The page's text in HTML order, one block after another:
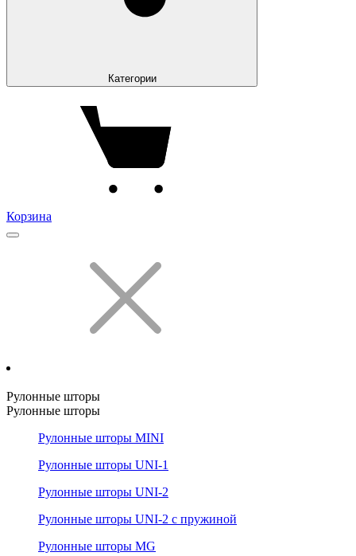
Категории
Корзина
Рулонные шторы
Рулонные шторы
Рулонные шторы MINI
Рулонные шторы UNI-1
Рулонные шторы UNI-2
Рулонные шторы UNI-2 с пружиной
Рулонные шторы MG